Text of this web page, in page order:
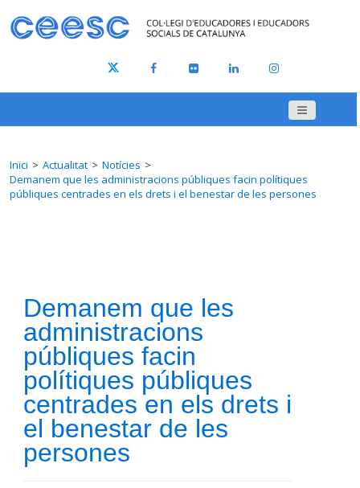
Inici Actualitat
Notícies
Demanem que les administracions públiques facin polítiques
públiques centrades en els drets i el benestar de les persones
Demanem que les
administracions
públiques facin
polítiques públiques
centrades en els drets i
el benestar de les
persones